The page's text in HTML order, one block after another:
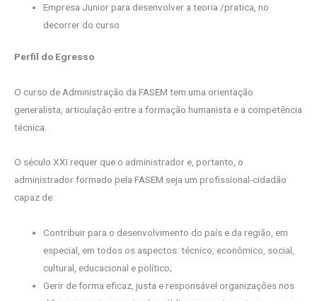
Empresa Junior para desenvolver a teoria /pratica, no
decorrer do curso
Perfil do Egresso
O curso de Administração da FASEM tem uma orientação
generalista, articulação entre a formação humanista e a competência
técnica.
O século XXI requer que o administrador e, portanto, o
administrador formado pela FASEM seja um profissional-cidadão
capaz de:
Contribuir para o desenvolvimento do país e da região, em
especial, em todos os aspectos: técnico, econômico, social,
cultural, educacional e político;
Gerir de forma eficaz, justa e responsável organizações nos